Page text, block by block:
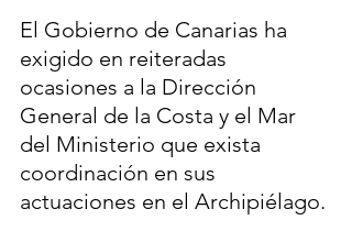
El Gobierno de Canarias ha
exigido en reiteradas
ocasiones a la Dirección
General de la Costa y el Mar
del Ministerio que exista
coordinación en sus
actuaciones en el Archipiélago.